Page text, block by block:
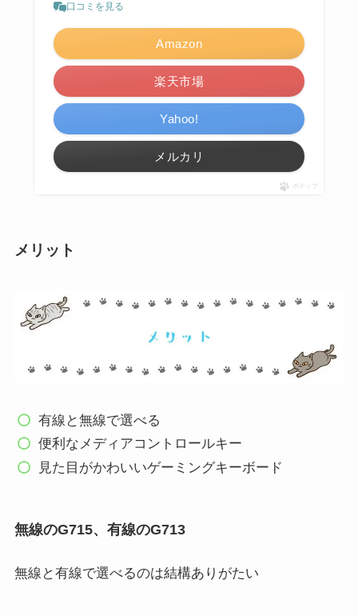
口コミを見る
Amazon
楽天市場
Yahoo!
メルカリ
ポチップ
メリット
有線と無線で選べる
便利なメディアコントロールキー
見た目がかわいいゲーミングキーボード
無線のG715、有線のG713
無線と有線で選べるのは結構ありがたい